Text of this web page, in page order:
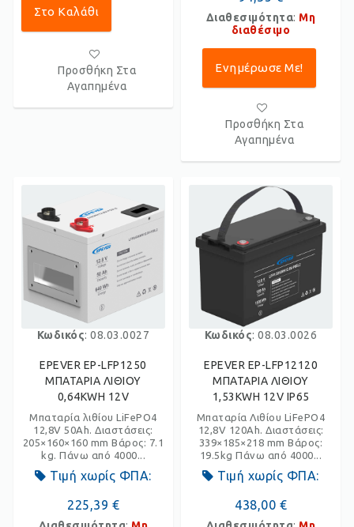
Στο Καλάθι
Προσθήκη Στα
Αγαπημένα
Διαθεσιμότητα: Μη
διαθέσιμο
Ενημέρωσε Με!
Προσθήκη Στα
Αγαπημένα
Κωδικός: 08.03.0027
EPEVER EP-LFP1250
ΜΠΑΤΑΡΙΑ ΛΙΘΙΟΥ
0,64KWH 12V
Μπαταρία λιθίου LiFePO4
12,8V 50Ah. Διαστάσεις:
205×160×160 mm Βάρος: 7.1
kg. Πάνω από 4000...
Τιμή χωρίς ΦΠΑ:
225,39 €
Κωδικός: 08.03.0026
EPEVER EP-LFP12120
ΜΠΑΤΑΡΙΑ ΛΙΘΙΟΥ
1,53KWH 12V IP65
Μπαταρία Λιθίου LiFePO4
12,8V 120Ah. Διαστάσεις:
339×185×218 mm Βάρος:
19.5kg Πάνω από 4000...
Τιμή χωρίς ΦΠΑ:
438,00 €